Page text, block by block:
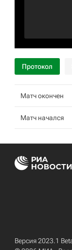
Протокол
Матч окончен
Матч начался
Версия 2023.1